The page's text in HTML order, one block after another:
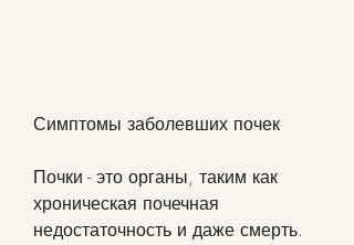
Симптомы заболевших почек
Почки - это органы, таким как
хроническая почечная
недостаточность и даже смерть.